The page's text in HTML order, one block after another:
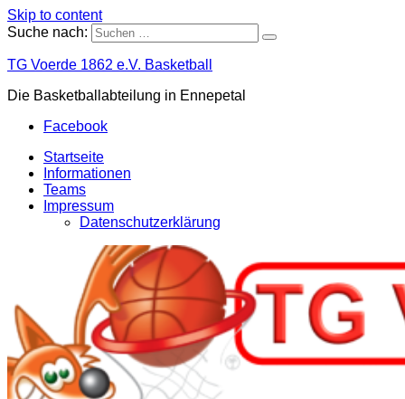
Skip to content
Suche nach:
TG Voerde 1862 e.V. Basketball
Die Basketballabteilung in Ennepetal
Facebook
Startseite
Informationen
Teams
Impressum
Datenschutzerklärung